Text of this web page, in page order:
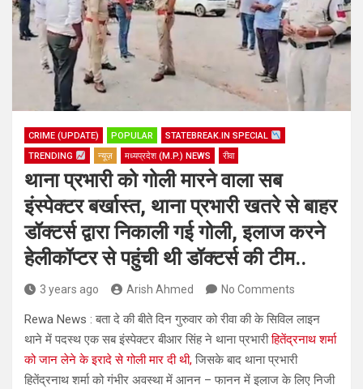
CRIME (UPDATE) POPULAR
STATEBREAK.IN SPECIAL
TRENDING
न्यूज़ मध्यप्रदेश (M.P.) NEWS रीवा
थाना प्रभारी को गोली मारने वाला सब
इंस्पेक्टर बर्खास्त, थाना प्रभारी खतरे से बाहर
डॉक्टर्स द्वारा निकाली गई गोली, इलाज करने
हेलीकॉप्टर से पहुंची थी डॉक्टर्स की टीम..
3 years ago Arish Ahmed No Comments
Rewa News : बता दे की बीते दिन गुरुवार को रीवा की के सिविल लाइन
थाने में पदस्थ एक सब इंस्पेक्टर बीआर सिंह ने थाना प्रभारीहितेंद्रनाथ शर्मा
को जान लेने के इरादे से गोली मार दी थी,जिसके बाद थाना प्रभारी
हितेंद्रनाथ शर्मा को गंभीर अवस्था में आनन – फानन में इलाज के लिए निजी